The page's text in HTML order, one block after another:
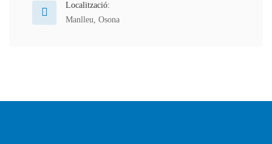
Localització:
Manlleu, Osona